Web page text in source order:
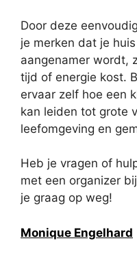
Door deze
je merken dat je
aangenamer wordt,
tijd of energie kost.
ervaar zelf hoe een
kan leiden tot grote
leefomgeving en
Heb je vragen of
met een organizer
je graag op weg!
Monique Engelhard